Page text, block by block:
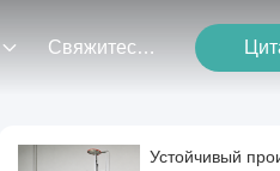
Свяжитесь С Нами
Устойчивый